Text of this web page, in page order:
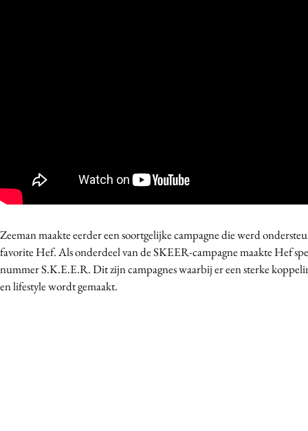
Zeeman maakte eerder een soortgelijke campagne die werd
favorite Hef. Als onderdeel van de SKEER-campagne maakte Hef
nummer S.K.E.E.R. Dit zijn campagnes waarbij er een sterke
en lifestyle wordt gemaakt.